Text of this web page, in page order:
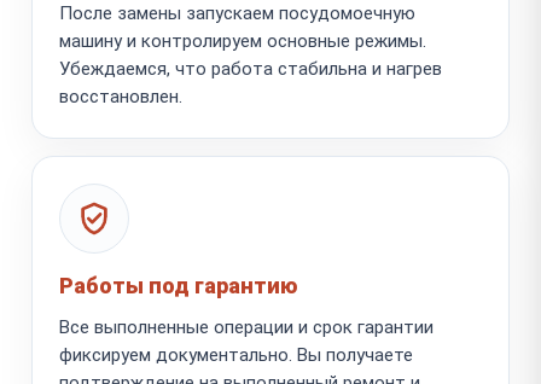
После замены запускаем посудомоечную
машину и контролируем основные режимы.
Убеждаемся, что работа стабильна и нагрев
восстановлен.
Работы под гарантию
Все выполненные операции и срок гарантии
фиксируем документально. Вы получаете